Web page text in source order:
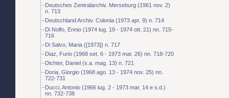
Deutsches Zentralarchiv. Merseburg (1961 nov. 2)
n. 713
Deutschland Archiv. Colonia (1973 apr. 9) n. 714
Di Nolfo, Ennio (1974 lug. 19 - 1974 ott. 21) nn. 715-
716
Di Salvo, Maria ([1973]) n. 717
Diaz, Furio (1968 set. 6 - 1973 mar. 26) nn. 718-720
Dichter, Daniel (s.a. mag. 13) n. 721
Doria, Giorgio (1968 ago. 13 - 1974 nov. 25) nn.
722-731
Ducci, Antonio (1966 lug. 2 - 1973 mar. 14 e s.d.)
nn. 732-738